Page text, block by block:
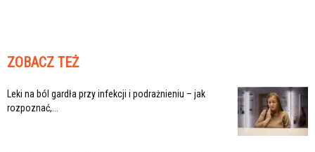
ZOBACZ TEŻ
Leki na ból gardła przy infekcji i podrażnieniu – jak
rozpoznać,...